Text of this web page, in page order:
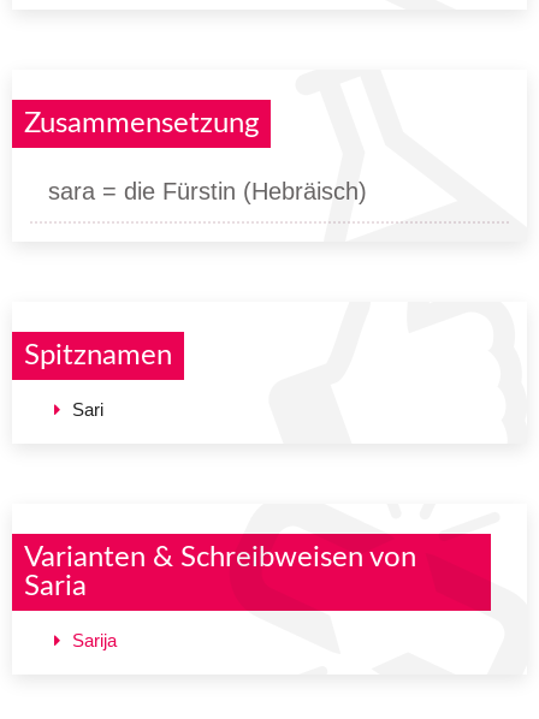
Zusammensetzung
sara = die Fürstin (Hebräisch)
Spitznamen
Sari
Varianten & Schreibweisen von
Saria
Sarija